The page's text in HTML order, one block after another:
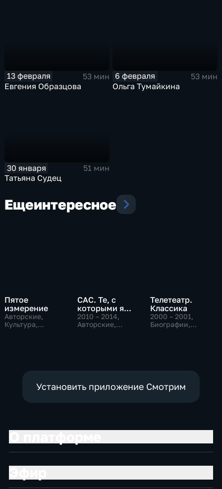
13 февраля
53 мин
Евгения Образцова
6 февраля
53 мин
Ольга Тумайкина
30 января
51 мин
Татьяна Судец
Ещеинтересное
Пятое
измерение
Авторские,
Культура,
САС. Те, с
которыми я...
2010 – 2014,
Авторские,
Телетеатр.
Классика
2000 – 2001,
Биографии,
Установить приложение Смотрим